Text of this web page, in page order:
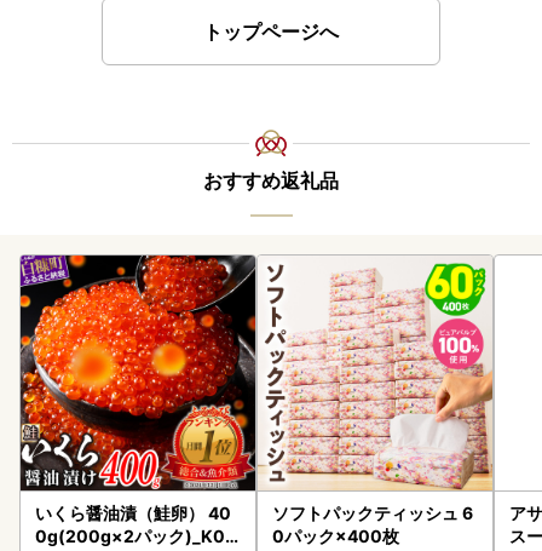
トップページへ
おすすめ返礼品
いくら醤油漬（鮭卵） 40
0g(200g×2パック)_K02
ソフトパックティッシュ 6
0パック×400枚
ア
ス